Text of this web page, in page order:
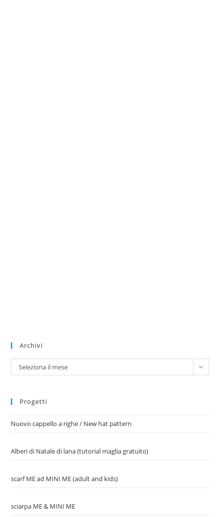
Archivi
Archivi
Seleziona il mese
Progetti
Nuovo cappello a righe / New hat pattern
Alberi di Natale di lana (tutorial maglia gratuito)
scarf ME ad MINI ME (adult and kids)
sciarpa ME & MINI ME